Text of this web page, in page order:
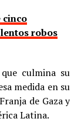
cinco
robos
culmina su
medida en su
de Gaza y
Latina.